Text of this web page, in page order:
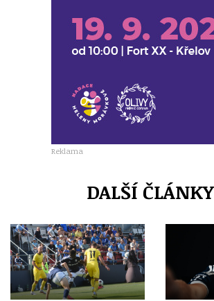
Reklama
DALŠÍ ČLÁNKY